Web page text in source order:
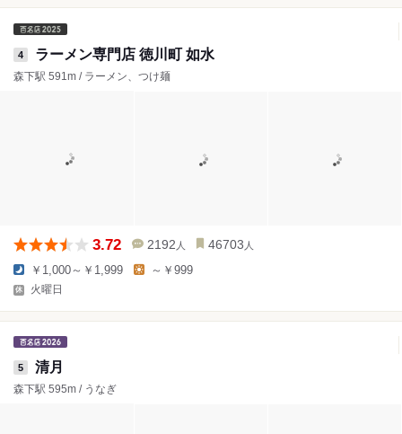
4 ラーメン専門店 徳川町 如水
森下駅 591m / ラーメン、つけ麺
3.72 2192 人 46703 人
￥1,000～￥1,999 ～￥999
火曜日
5 清月
森下駅 595m / うなぎ